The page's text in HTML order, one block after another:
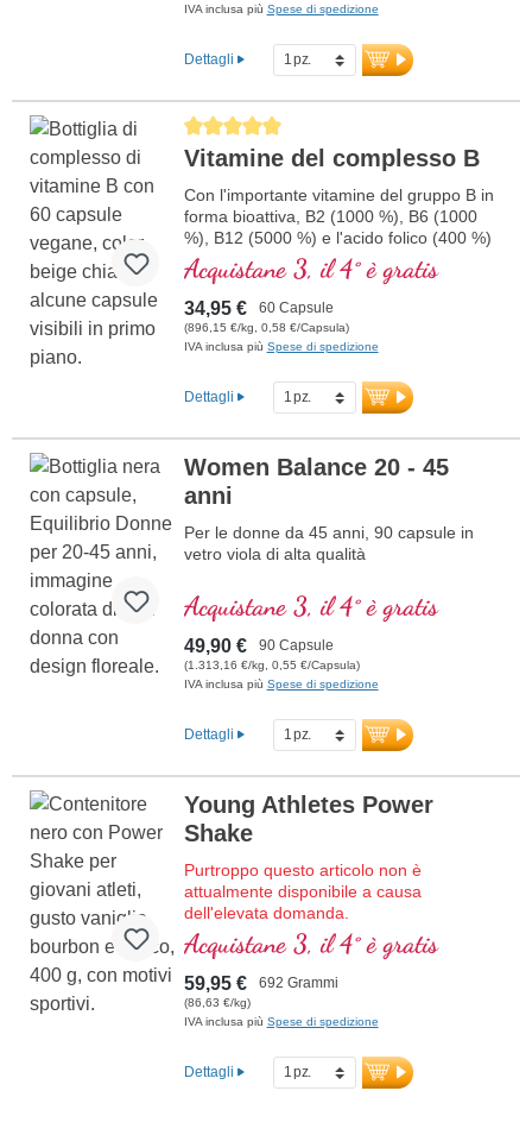
IVA inclusa più Spese di spedizione
Dettagli
Average rating of 5 out of 5 stars
Vitamine del complesso B
Con l'importante vitamine del gruppo B in
forma bioattiva, B2 (1000 %), B6 (1000
%), B12 (5000 %) e l'acido folico (400 %)
e tutti gli altri vitamine-B. Con
metilcobalamina e adenosil cobalamina.
Acquistane 3, il 4° è gratis
34,95 € 60 Capsule
(896,15 €/kg, 0,58 €/Capsula)
IVA inclusa più Spese di spedizione
Dettagli
Women Balance 20 - 45
anni
Per le donne da 45 anni, 90 capsule in
vetro viola di alta qualità
Acquistane 3, il 4° è gratis
49,90 € 90 Capsule
(1.313,16 €/kg, 0,55 €/Capsula)
IVA inclusa più Spese di spedizione
Dettagli
Young Athletes Power
Shake
Purtroppo questo articolo non è
attualmente disponibile a causa
dell'elevata domanda.
Frappe proteico di alta qualità con tutti gli
aminoacidi essenziali (EAA) e aminoacidi
muscolari (BCAA), arricchito con creatina,
D-ribose (zucchero muscolare) e acetil-L-
carnitina, collagene, i coralli Sango
calcio e vitamina D per ossa forti. Senza
dolcificanti e aromi artificiali, con vaniglia
Acquistane 3, il 4° è gratis
59,95 € 692 Grammi
(86,63 €/kg)
IVA inclusa più Spese di spedizione
Dettagli